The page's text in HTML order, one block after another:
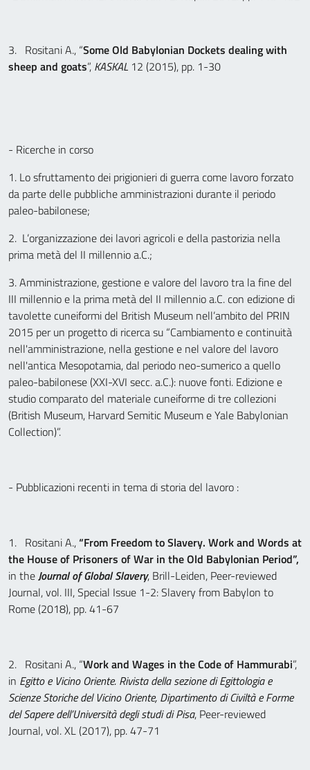
3. Rositani A., “Some Old Babylonian Dockets dealing with
sheep and goats”, KASKAL 12 (2015), pp. 1-30
- Ricerche in corso
1. Lo sfruttamento dei prigionieri di guerra come lavoro forzato
da parte delle pubbliche amministrazioni durante il periodo
paleo-babilonese;
2. L’organizzazione dei lavori agricoli e della pastorizia nella
prima metà del II millennio a.C.;
3. Amministrazione, gestione e valore del lavoro tra la fine del
III millennio e la prima metà del II millennio a.C. con edizione di
tavolette cuneiformi del British Museum nell’ambito del PRIN
2015 per un progetto di ricerca su “Cambiamento e continuità
nell'amministrazione, nella gestione e nel valore del lavoro
nell'antica Mesopotamia, dal periodo neo-sumerico a quello
paleo-babilonese (XXI-XVI secc. a.C.): nuove fonti. Edizione e
studio comparato del materiale cuneiforme di tre collezioni
(British Museum, Harvard Semitic Museum e Yale Babylonian
Collection)”.
- Pubblicazioni recenti in tema di storia del lavoro :
1. Rositani A.,“From Freedom to Slavery. Work and Words at
the House of Prisoners of War in the Old Babylonian Period”,
in theJournal of Global Slavery, Brill-Leiden, Peer-reviewed
Journal, vol. III, Special Issue 1-2: Slavery from Babylon to
Rome (2018), pp. 41-67
2. Rositani A., “Work and Wages in the Code of Hammurabi”,
in Egitto e Vicino Oriente. Rivista della sezione di Egittologia e
Scienze Storiche del Vicino Oriente, Dipartimento di Civiltà e Forme
del Sapere dell’Università degli studi di Pisa, Peer-reviewed
Journal, vol. XL (2017), pp. 47-71